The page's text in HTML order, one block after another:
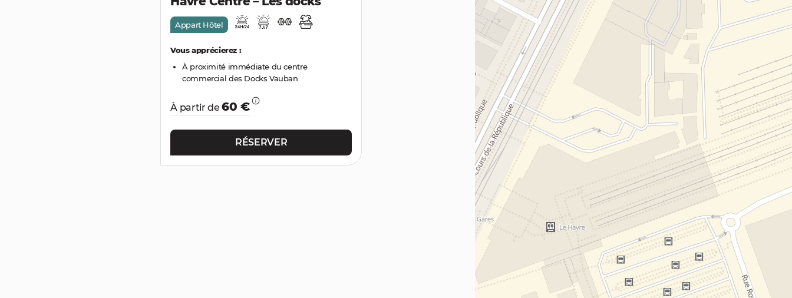
Appart Hôtel
Vous apprécierez :
À proximité immédiate du centre
commercial des Docks Vauban
À partir de60 €
RÉSERVER